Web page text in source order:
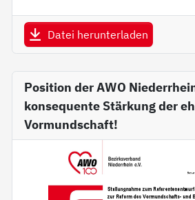
Datei herunterladen
Position der AWO
konsequente Stärkung der
Vormundschaft!